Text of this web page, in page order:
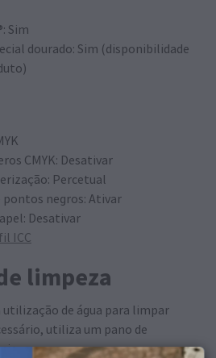
Sim
dourado: Sim (disponibilidade
CMYK: Desativar
Percetual
pontos negros: Ativar
Desativar
ICC
limpeza
utilização de água para limpar
utiliza um pano de